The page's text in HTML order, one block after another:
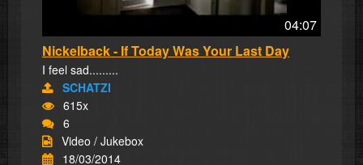
04:07
Nickelback - If Today Was Your Last Day
I feel sad.........
SCHATZI
615x
6
Video / Jukebox
18/03/2014